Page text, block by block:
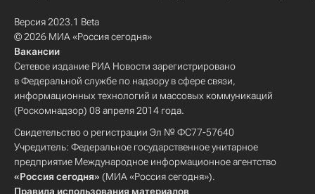
Версия 2023.1 Beta
© 2026 МИА «Россия сегодня»
Вакансии
Сетевое издание РИА Новости зарегистрировано
в Федеральной службе по надзору в сфере связи,
информационных технологий и массовых коммуникаций
(Роскомнадзор) 08 апреля 2014 года.
Свидетельство о регистрации Эл № ФС77-57640
Учредитель: Федеральное государственное унитарное
предприятие Международное информационное агентство
«Россия сегодня» (МИА «Россия сегодня»).
Правила использования материалов